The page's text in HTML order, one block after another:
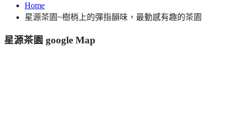
Home
星源茶園~樹梢上的彈指韻味，最動感有趣的茶園
星源茶園 google Map